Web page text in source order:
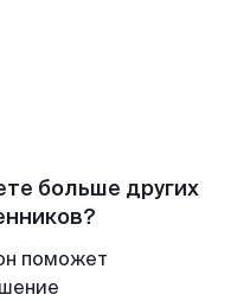
больше других
поможет